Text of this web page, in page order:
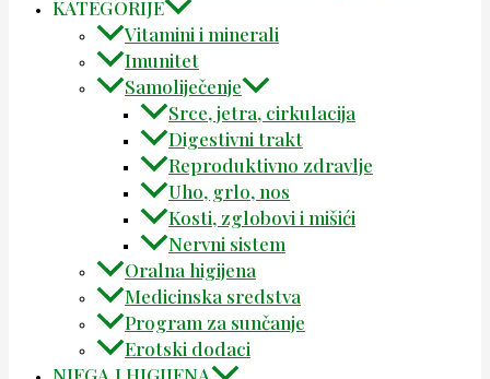
KATEGORIJE
Vitamini i minerali
Imunitet
Samoliječenje
Srce, jetra, cirkulacija
Digestivni trakt
Reproduktivno zdravlje
Uho, grlo, nos
Kosti, zglobovi i mišići
Nervni sistem
Oralna higijena
Medicinska sredstva
Program za sunčanje
Erotski dodaci
NJEGA I HIGIJENA